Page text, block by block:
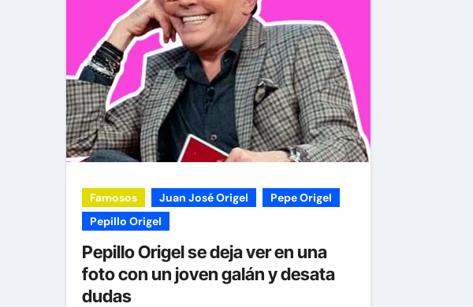
Famosos Juan José Origel
Pepe Origel
Pepillo Origel
Pepillo Origel se deja ver en una
foto con un joven galán y desata
dudas